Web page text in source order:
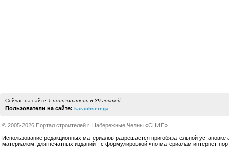
Сейчас на сайте 1 пользовательи 39 гостей.
Пользователи на сайте: karachserega
© 2005-2026 Портал строителей г. Набережные Челны «СНИП»
Использование редакционных материалов разрешается при обязательной установке
материалом, для печатных изданий - с формулировкой «по материалам интернет-